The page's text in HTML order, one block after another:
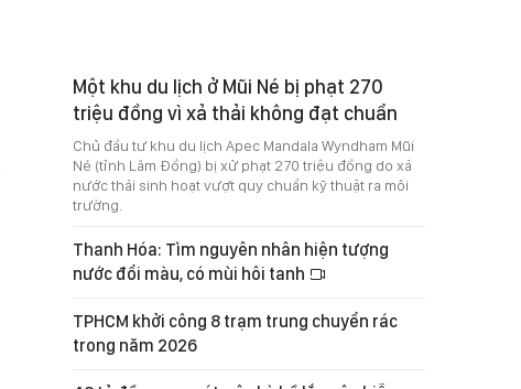
Một khu du lịch ở Mũi Né bị phạt 270
triệu đồng vì xả thải không đạt chuẩn
Chủ đầu tư khu du lịch Apec Mandala Wyndham Mũi
Né (tỉnh Lâm Đồng) bị xử phạt 270 triệu đồng do xả
nước thải sinh hoạt vượt quy chuẩn kỹ thuật ra môi
trường.
Thanh Hóa: Tìm nguyên nhân hiện tượng
nước đổi màu, có mùi hôi tanh
TPHCM khởi công 8 trạm trung chuyển rác
trong năm 2026